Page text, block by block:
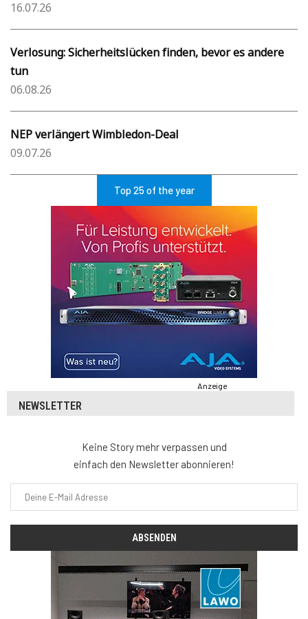
16.07.26
Verlosung: Sicherheitslücken finden, bevor es andere
tun
06.08.26
NEP verlängert Wimbledon-Deal
09.07.26
Top 25 of the year
Anzeige
NEWSLETTER
Keine Story mehr verpassen und
einfach den Newsletter abonnieren!